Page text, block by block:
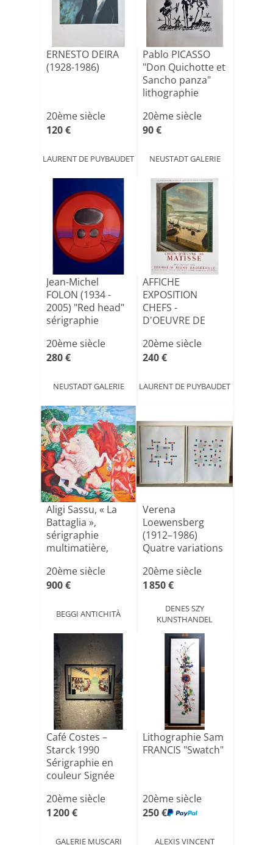
ERNESTO DEIRA
(1928-1986)
20ème siècle
120 €
LAURENT DE PUYBAUDET
Pablo PICASSO
"Don Quichotte et
Sancho panza"
lithographie
20ème siècle
90 €
NEUSTADT GALERIE
Jean-Michel
FOLON (1934 -
2005) "Red head"
sérigraphie
20ème siècle
280 €
NEUSTADT GALERIE
AFFICHE
EXPOSITION
CHEFS -
D'OEUVRE DE
1958
20ème siècle
240 €
LAURENT DE PUYBAUDET
Aligi Sassu, « La
Battaglia »,
sérigraphie
multimatière,
20ème siècle
900 €
BEGGI ANTICHITÀ
Verena
Loewensberg
(1912–1986)
Quatre variations
carr[...]
20ème siècle
1 850 €
DENES SZY
KUNSTHANDEL
Café Costes –
Starck 1990
Sérigraphie en
couleur Signée
20ème siècle
1 200 €
GALERIE MUSCARI
Lithographie Sam
FRANCIS "Swatch"
20ème siècle
250 €
ALEXIS VINCENT